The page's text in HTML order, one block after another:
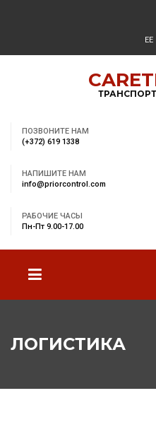
EE
ПОЗВОНИТЕ НАМ
(+372) 619 1338
НАПИШИТЕ НАМ
info@priorcontrol.com
РАБОЧИЕ ЧАСЫ
Пн-Пт 9.00-17.00
ЛОГИСТИКА